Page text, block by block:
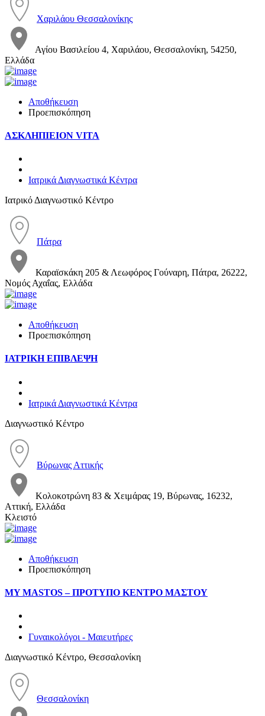
Χαριλάου Θεσσαλονίκης
Αγίου Βασιλείου 4, Χαριλάου, Θεσσαλονίκη, 54250,
Ελλάδα
Αποθήκευση
Προεπισκόπηση
ΑΣΚΛΗΠΙΕΙΟΝ VITA
Ιατρικά Διαγνωστικά Κέντρα
Ιατρικό Διαγνωστικό Κέντρο
Πάτρα
Καραϊσκάκη 205 & Λεωφόρος Γούναρη, Πάτρα, 26222,
Νομός Αχαΐας, Ελλάδα
Αποθήκευση
Προεπισκόπηση
ΙΑΤΡΙΚΗ ΕΠΙΒΛΕΨΗ
Ιατρικά Διαγνωστικά Κέντρα
Διαγνωστικό Κέντρο
Βύρωνας Αττικής
Κολοκοτρώνη 83 & Χειμάρας 19, Βύρωνας, 16232,
Αττική, Ελλάδα
Κλειστό
Αποθήκευση
Προεπισκόπηση
MY MASTOS – ΠΡΟΤΥΠΟ ΚΕΝΤΡΟ ΜΑΣΤΟΥ
Γυναικολόγοι - Μαιευτήρες
Διαγνωστικό Κέντρο, Θεσσαλονίκη
Θεσσαλονίκη